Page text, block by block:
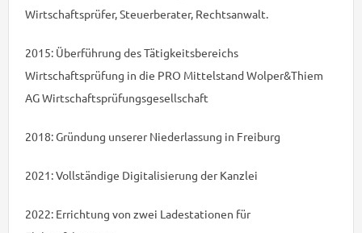
Wirtschaftsprüfer, Steuerberater, Rechtsanwalt.
2015: Überführung des Tätigkeitsbereichs
Wirtschaftsprüfung in die PRO Mittelstand Wolper&Thiem
AG Wirtschaftsprüfungsgesellschaft
2018: Gründung unserer Niederlassung in Freiburg
2021: Vollständige Digitalisierung der Kanzlei
2022: Errichtung von zwei Ladestationen für